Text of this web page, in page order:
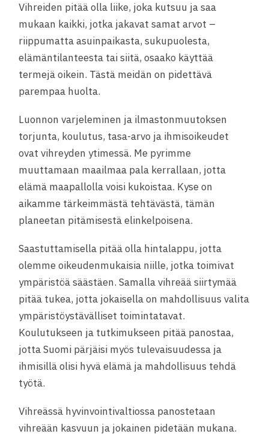
Vihreiden pitää olla liike, joka kutsuu ja saa
mukaan kaikki, jotka jakavat samat arvot –
riippumatta asuinpaikasta, sukupuolesta,
elämäntilanteesta tai siitä, osaako käyttää
termejä oikein. Tästä meidän on pidettävä
parempaa huolta.
Luonnon varjeleminen ja ilmastonmuutoksen
torjunta, koulutus, tasa-arvo ja ihmisoikeudet
ovat vihreyden ytimessä. Me pyrimme
muuttamaan maailmaa pala kerrallaan, jotta
elämä maapallolla voisi kukoistaa. Kyse on
aikamme tärkeimmästä tehtävästä, tämän
planeetan pitämisestä elinkelpoisena.
Saastuttamisella pitää olla hintalappu, jotta
olemme oikeudenmukaisia niille, jotka toimivat
ympäristöä säästäen. Samalla vihreää siirtymää
pitää tukea, jotta jokaisella on mahdollisuus valita
ympäristöystävälliset toimintatavat.
Koulutukseen ja tutkimukseen pitää panostaa,
jotta Suomi pärjäisi myös tulevaisuudessa ja
ihmisillä olisi hyvä elämä ja mahdollisuus tehdä
työtä.
Vihreässä hyvinvointivaltiossa panostetaan
vihreään kasvuun ja jokainen pidetään mukana.